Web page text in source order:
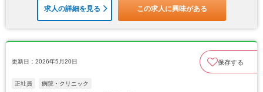
求人の詳細を見る この求人に興味がある
更新日：2026年5月20日 保存する
正社員 病院・クリニック